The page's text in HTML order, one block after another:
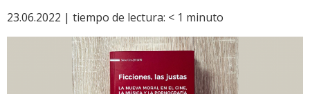
23.06.2022 | tiempo de lectura: < 1 minuto